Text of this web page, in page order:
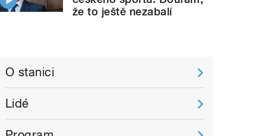
že to ještě nezabalí
O stanici
Lidé